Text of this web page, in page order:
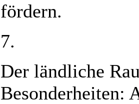
fördern.
7.
Der ländliche
Besonderheiten: